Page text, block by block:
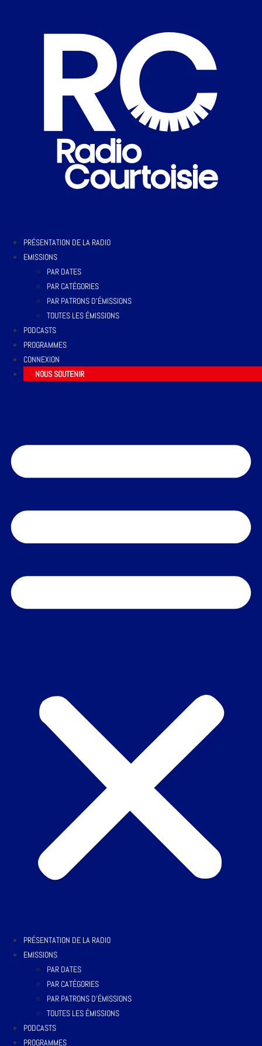
PRÉSENTATION DE LA RADIO
EMISSIONS
PAR DATES
PAR CATÉGORIES
PAR PATRONS D’ÉMISSIONS
TOUTES LES ÉMISSIONS
PODCASTS
PROGRAMMES
CONNEXION
NOUS SOUTENIR
PRÉSENTATION DE LA RADIO
EMISSIONS
PAR DATES
PAR CATÉGORIES
PAR PATRONS D’ÉMISSIONS
TOUTES LES ÉMISSIONS
PODCASTS
PROGRAMMES